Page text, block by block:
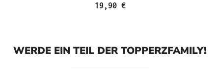
19,90 €
WERDE EIN TEIL DER TOPPERZFAMILY!